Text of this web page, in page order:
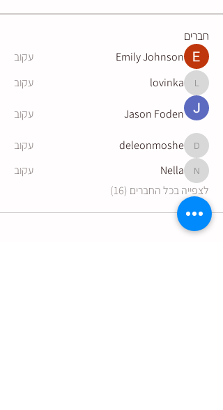
חברים
Emily Johnson
עקוב
lovinka
lovinka עקוב
Jason Foden עקוב
deleonmoshe
deleonmoshe עקוב
Nella
Nella
עקוב
לצפייה בכל החברים (16)